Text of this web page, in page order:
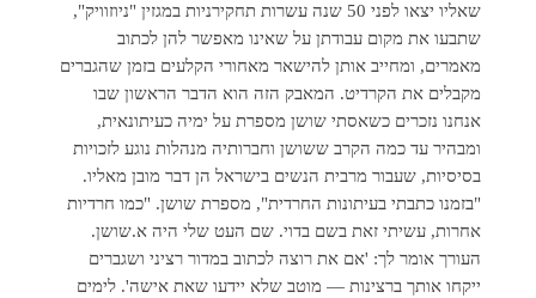
שאליו יצאו לפני 50 שנה עשרות תחקירניות במגזין "ניוזוויק",
שתבעו את מקום עבודתן על שאינו מאפשר להן לכתוב
מאמרים, ומחייב אותן להישאר מאחורי הקלעים בזמן שהגברים
מקבלים את הקרדיט. המאבק הזה הוא הדבר הראשון שבו
אנחנו נזכרים כשאסתי שושן מספרת על ימיה כעיתונאית,
ומבהיר עד כמה הקרב ששושן וחברותיה מנהלות נוגע לזכויות
בסיסיות, שעבור מרבית הנשים בישראל הן דבר מובן מאליו.
"בזמנו כתבתי בעיתונות החרדית", מספרת שושן. "כמו חרדיות
אחרות, עשיתי זאת בשם בדוי. שם העט שלי היה א.שושן.
העורך אומר לך: 'אם את רוצה לכתוב במדור רציני ושגברים
ייקחו אותך ברצינות — מוטב שלא יידעו שאת אישה'. לימים